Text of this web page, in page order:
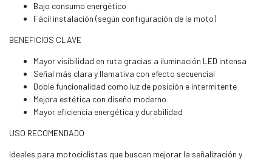
Bajo consumo energético
Fácil instalación (según configuración de la moto)
BENEFICIOS CLAVE
Mayor visibilidad en ruta gracias a iluminación LED intensa
Señal más clara y llamativa con efecto secuencial
Doble funcionalidad como luz de posición e intermitente
Mejora estética con diseño moderno
Mayor eficiencia energética y durabilidad
USO RECOMENDADO
Ideales para motociclistas que buscan mejorar la señalización y